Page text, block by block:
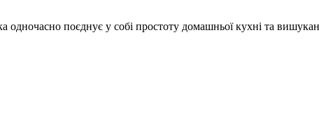
поєднує у собі простоту домашньої кухні та